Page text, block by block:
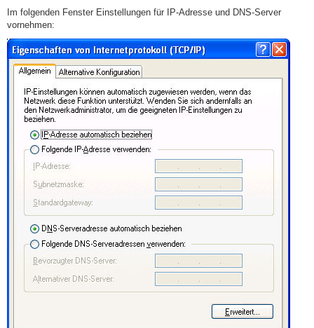
Im folgenden Fenster Einstellungen für IP-Adresse und DNS-Server
vornehmen: